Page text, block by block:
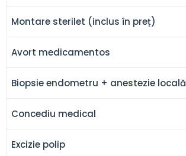
Montare sterilet (inclus în preț)
Avort medicamentos
Biopsie endometru + anestezie locală
Concediu medical
Excizie polip